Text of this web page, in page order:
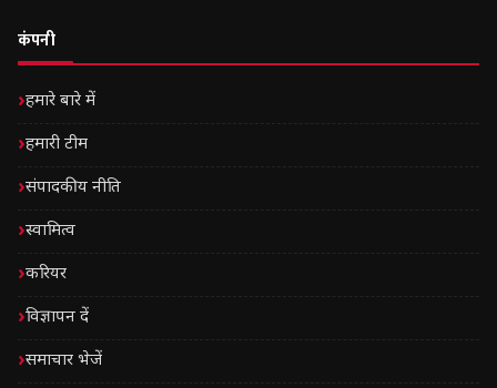
कंपनी
हमारे बारे में
हमारी टीम
संपादकीय नीति
स्वामित्व
करियर
विज्ञापन दें
समाचार भेजें